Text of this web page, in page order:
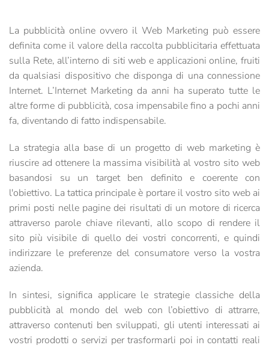
La pubblicità online ovvero il Web Marketing può essere
definita come il valore della raccolta pubblicitaria effettuata
sulla Rete, all’interno di siti web e applicazioni online, fruiti
da qualsiasi dispositivo che disponga di una connessione
Internet. L’Internet Marketing da anni ha superato tutte le
altre forme di pubblicità, cosa impensabile fino a pochi anni
fa, diventando di fatto indispensabile.
La strategia alla base di un progetto di web marketing è
riuscire ad ottenere la massima visibilità al vostro sito web
basandosi su un target ben definito e coerente con
l'obiettivo. La tattica principale è portare il vostro sito web ai
primi posti nelle pagine dei risultati di un motore di ricerca
attraverso parole chiave rilevanti, allo scopo di rendere il
sito più visibile di quello dei vostri concorrenti, e quindi
indirizzare le preferenze del consumatore verso la vostra
azienda.
In sintesi, significa applicare le strategie classiche della
pubblicità al mondo del web con l’obiettivo di attrarre,
attraverso contenuti ben sviluppati, gli utenti interessati ai
vostri prodotti o servizi per trasformarli poi in contatti reali